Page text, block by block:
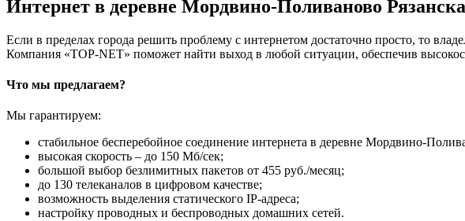
Интернет в деревне Мордвино-Поливаново
Если в пределах города решить проблему с интернетом достаточно просто, то
Компания «TOP-NET» поможет найти выход в любой ситуации, обеспечив
Что мы предлагаем?
Мы гарантируем:
стабильное бесперебойное соединение интернета в деревне Мордвино-
высокая скорость – до 150 Мб/сек;
большой выбор безлимитных пакетов от 455 руб./месяц;
до 130 телеканалов в цифровом качестве;
возможность выделения статического IP-адреса;
настройку проводных и беспроводных домашних сетей.